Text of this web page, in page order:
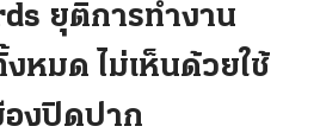
ยุติการทำงาน
หมด ไม่เห็นด้วยใช้
องปิดปาก